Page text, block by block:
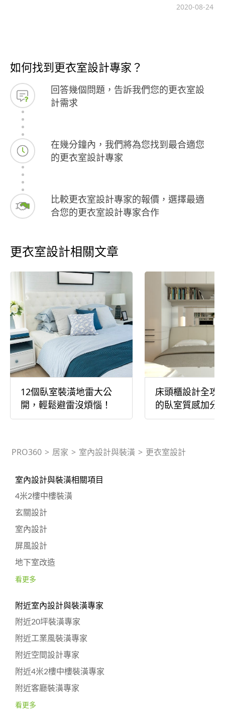
2020-08-24
如何找到更衣室設計專家？
回答幾個問題，告訴我們您的更衣室設
計需求
在幾分鐘內，我們將為您找到最合適您
的更衣室設計專家
比較更衣室設計專家的報價，選擇最適
合您的更衣室設計專家合作
更衣室設計相關文章
12個臥室裝潢地雷大公
開，輕鬆避雷沒煩惱！
床頭櫃設計全攻
的臥室質感加分
PRO360 > 居家 > 室內設計與裝潢 > 更衣室設計
室內設計與裝潢相關項目
4米2樓中樓裝潢
玄關設計
室內設計
屏風設計
地下室改造
看更多
附近室內設計與裝潢專家
附近20坪裝潢專家
附近工業風裝潢專家
附近空間設計專家
附近4米2樓中樓裝潢專家
附近客廳裝潢專家
看更多